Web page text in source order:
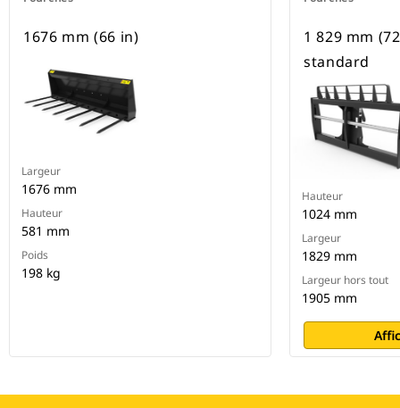
1676 mm (66 in)
Largeur
1676 mm
Hauteur
581 mm
Poids
198 kg
1 829 mm
standard
Hauteur
1024 mm
Largeur
1829 mm
Largeur hors tout
1905 mm